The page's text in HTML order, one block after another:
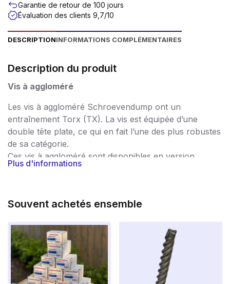
Garantie de retour de 100 jours
Évaluation des clients 9,7/10
DESCRIPTIONINFORMATIONS COMPLÉMENTAIRES
Description du produit
Vis à aggloméré
Les vis à aggloméré Schroevendump ont un
entraînement Torx (TX). La vis est équipée d’une
double tête plate, ce qui en fait l’une des plus robustes
de sa catégorie.
Ces vis à aggloméré sont disponibles en version
galvanisée.
un très large éventail d’applications et garantissent un
contrôlées après la production, de sorte que vous
avez la garantie de ne travailler qu’avec des vis de
haute qualité, sans bavures et très résistantes. Les vis
portent donc le marquage CE, par lequel le fabricant
indique que le produit est conforme aux exigences en
Plus d'informations
Souvent achetés ensemble